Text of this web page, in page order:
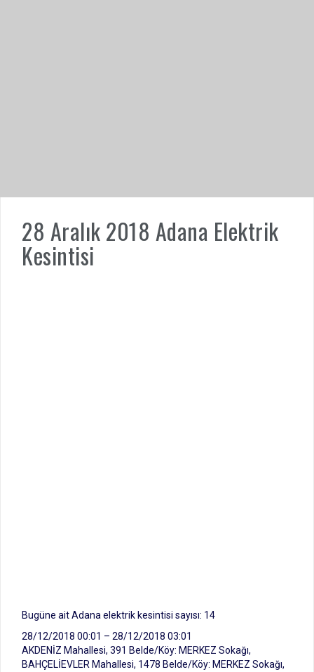
28 Aralık 2018 Adana Elektrik
Kesintisi
Bugüne ait Adana elektrik kesintisi sayısı: 14
28/12/2018 00:01 – 28/12/2018 03:01
AKDENİZ Mahallesi, 391 Belde/Köy: MERKEZ Sokağı,
BAHÇELİEVLER Mahallesi, 1478 Belde/Köy: MERKEZ Sokağı,